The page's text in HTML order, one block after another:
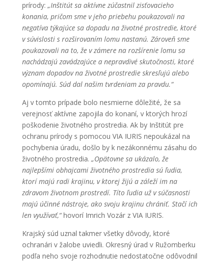
prírody: „Inštitút sa aktívne zúčastnil zisťovacieho
konania, pričom sme v jeho priebehu poukazovali na
negatíva týkajúce sa dopadu na životné prostredie, ktoré
v súvislosti s rozširovaním lomu nastanú. Zároveň sme
poukazovali na to, že v zámere na rozšírenie lomu sa
nachádzajú zavádzajúce a nepravdivé skutočnosti, ktoré
význam dopadov na životné prostredie skresľujú alebo
opomínajú. Súd dal našim tvrdeniam za pravdu.“
Aj v tomto prípade bolo nesmierne dôležité, že sa
verejnosť aktívne zapojila do konaní, v ktorých hrozí
poškodenie životného prostredia. Ak by Inštitút pre
ochranu prírody s pomocou VIA IURIS nepoukázal na
pochybenia úradu, došlo by k nezákonnému zásahu do
životného prostredia. „Opätovne sa ukázalo, že
najlepšími obhajcami životného prostredia sú ľudia,
ktorí majú radi krajinu, v ktorej žijú a záleží im na
zdravom životnom prostredí. Títo ľudia už v súčasnosti
majú účinné nástroje, ako svoju krajinu chrániť. Stačí ich
len využívať,“hovorí Imrich Vozár z VIA IURIS.
Krajský súd uznal takmer všetky dôvody, ktoré
ochranári v žalobe uviedli. Okresný úrad v Ružomberku
podľa neho svoje rozhodnutie nedostatočne odôvodnil